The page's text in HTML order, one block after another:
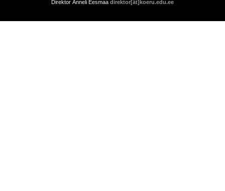
Direktor Anneli Eesmaa direktor[ät]koeru.edu.ee